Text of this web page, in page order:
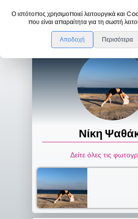
Ο ιστότοπος χρησιμοποιεί λειτουργικά και
που είναι απαραίτητα για τη σωστή
Αποδοχή Περισότερα
DanceLink
Νίκη
Δείτε όλες τις